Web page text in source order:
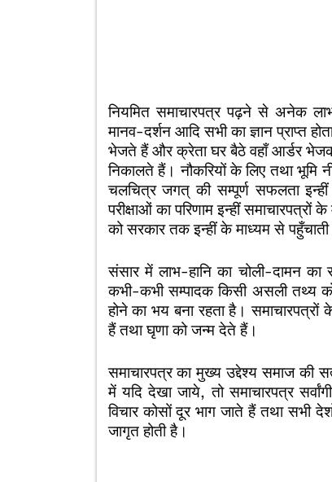
नियमित समाचारपत्र पढ़ने से अनेक
मानव-दर्शन आदि सभी का ज्ञान प्राप्त
भेजते हैं और क्रेता घर बैठे वहाँ आर्डर
निकालते हैं। नौकरियों के लिए तथा भूमि
चलचित्र जगत् की सम्पूर्ण सफलता इन्हीं
परीक्षाओं का परिणाम इन्हीं
को सरकार तक इन्हीं के माध्यम से
संसार में लाभ-हानि का चोली-दामन
कभी-कभी सम्पादक किसी असली तथ्य
होने का भय बना रहता है। समाचारपत्रों
हैं तथा घृणा को जन्म देते हैं।
समाचारपत्र का मुख्य उद्देश्य समाज की
में यदि देखा जाये, तो समाचारपत्र
विचार कोसों दूर भाग जाते हैं तथा सभी
जागृत होती है।